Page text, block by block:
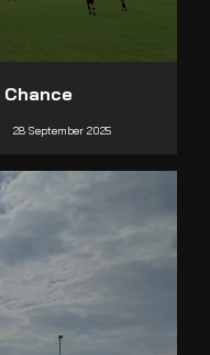
Chance
28 September 2025